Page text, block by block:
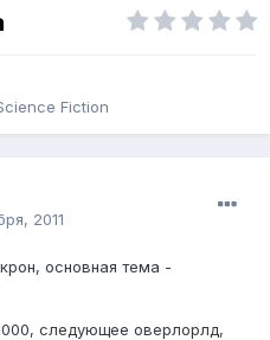
Fiction
2011
основная тема -
следующее оверлорлд,